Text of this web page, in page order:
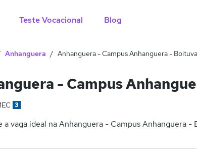
Teste Vocacional Blog
Anhanguera Anhanguera - Campus Anhanguera -
- Campus
3
a vaga ideal na Anhanguera - Campus Anhanguera